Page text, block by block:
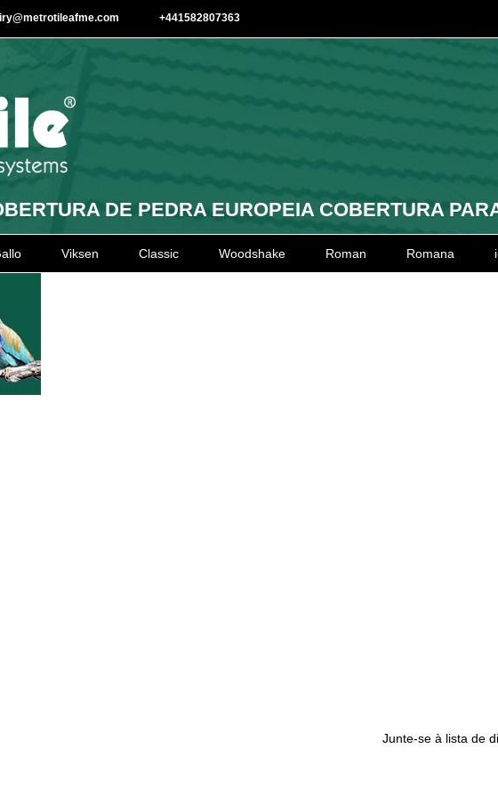
+441582807363
DE PEDRA EUROPEIA COBERTURA
Viksen Classic Woodshake Roman Romana
Junte-se à lista de